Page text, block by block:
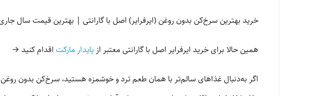
خرید بهترین سرخ‌کن بدون روغن (ایرفرایر) اصل با گارانتی | بهترین قیمت سال
همین حالا برای خرید ایرفرایر اصل با گارانتی معتبر از پایدار مارکت اقدام کنید →
اگر به‌دنبال غذاهای سالم‌تر با همان طعم ترد و خوشمزه هستید، سرخ‌کن بدون